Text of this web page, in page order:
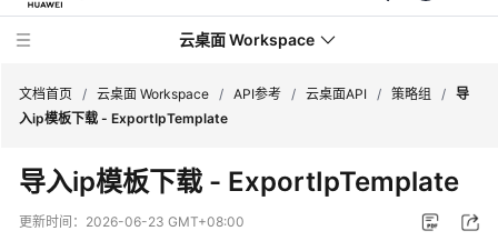
云桌面 Workspace
最
新
动
文档首页 / 云桌面 Workspace / API参考 / 云桌面API / 策略组 / 导
入ip模板下载 - ExportIpTemplate
导入ip模板下载 - ExportIpTemplate
更新时间： 2026-06-23 GMT+08:00